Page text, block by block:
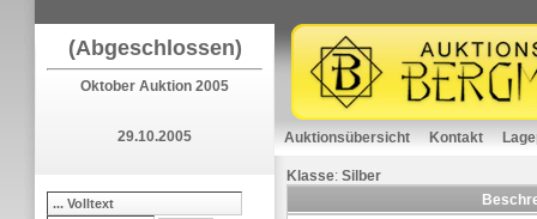
(Abgeschlossen)
Oktober Auktion 2005
29.10.2005 Auktionsübersicht Kontakt
Klasse: Silber